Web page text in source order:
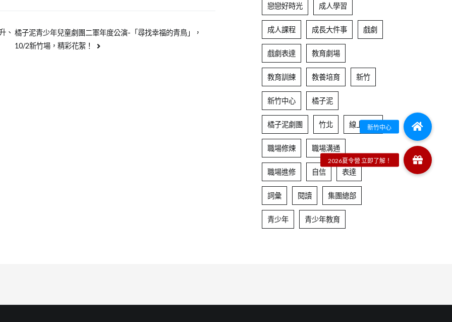
、 橘子泥青少年兒童劇團二軍年度公演-「尋找幸福的青鳥」，
10/2新竹場，精彩花絮！
戀戀好時光 成人學習
成人課程 成長大件事 戲劇
戲劇表達 教育劇場
教育訓練 教養培育 新竹
新竹中心 橘子泥
橘子泥劇團 竹北 線上課程
職場修煉 職場溝通
職場進修 自信 表達
詞彙 閱讀 集團總部
青少年 青少年教育